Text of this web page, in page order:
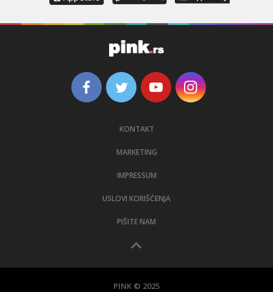
KONTAKT
MARKETING
IMPRESSUM
USLOVI KORIŠĆENJA
PIŠITE NAM
PINK © 2025